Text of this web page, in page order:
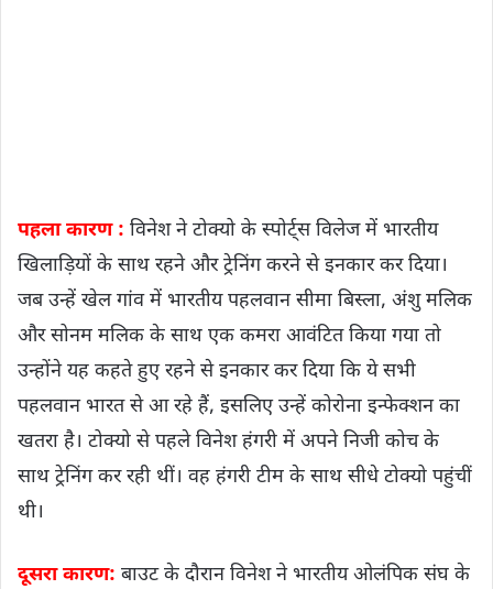
पहला कारण : विनेश ने टोक्यो के स्पोर्ट्स विलेज में भारतीय
खिलाड़ियों के साथ रहने और ट्रेनिंग करने से इनकार कर दिया।
जब उन्हें खेल गांव में भारतीय पहलवान सीमा बिस्ला, अंशु मलिक
और सोनम मलिक के साथ एक कमरा आवंटित किया गया तो
उन्होंने यह कहते हुए रहने से इनकार कर दिया कि ये सभी
पहलवान भारत से आ रहे हैं, इसलिए उन्हें कोरोना इन्फेक्शन का
खतरा है। टोक्यो से पहले विनेश हंगरी में अपने निजी कोच के
साथ ट्रेनिंग कर रही थीं। वह हंगरी टीम के साथ सीधे टोक्यो पहुंचीं
थी।
दूसरा कारण: बाउट के दौरान विनेश ने भारतीय ओलंपिक संघ के